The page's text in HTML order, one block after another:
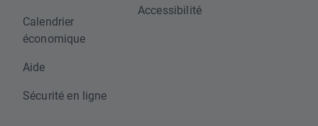
Calendrier
économique
Aide
Sécurité en ligne
Accessibilité